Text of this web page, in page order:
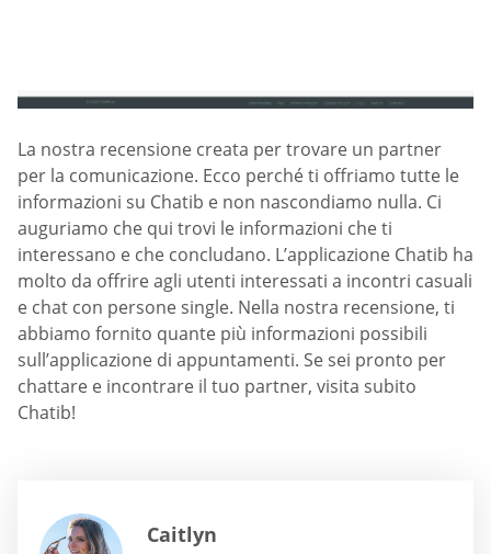
La nostra recensione creata per trovare un partner
per la comunicazione. Ecco perché ti offriamo tutte le
informazioni su Chatib e non nascondiamo nulla. Ci
auguriamo che qui trovi le informazioni che ti
interessano e che concludano. L’applicazione Chatib ha
molto da offrire agli utenti interessati a incontri casuali
e chat con persone single. Nella nostra recensione, ti
abbiamo fornito quante più informazioni possibili
sull’applicazione di appuntamenti. Se sei pronto per
chattare e incontrare il tuo partner, visita subito
Chatib!
Caitlyn